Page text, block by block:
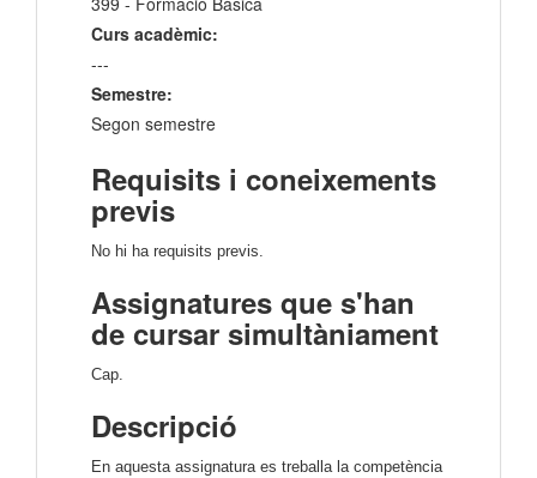
Curs acadèmic:
---
Semestre:
Segon semestre
Requisits i coneixements
previs
No hi ha requisits previs.
Assignatures que s'han
de cursar simultàniament
Cap.
Descripció
En aquesta assignatura es treballa la competència